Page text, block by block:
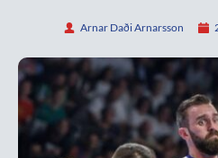
Arnar Daði Arnarsson